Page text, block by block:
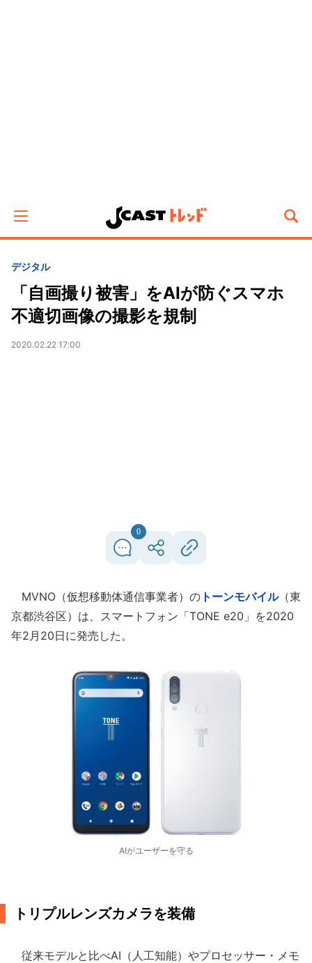
デジタル
「自画撮り被害」をAIが防ぐスマホ
不適切画像の撮影を規制
2020.02.22 17:00
0
MVNO（仮想移動体通信事業者）の トーンモバイル（東
京都渋谷区）は、スマートフォン「TONE e20」を2020
年2月20日に発売した。
AIがユーザーを守る
トリプルレンズカメラを装備
従来モデルと比べAI（人工知能）やプロセッサー・メモ